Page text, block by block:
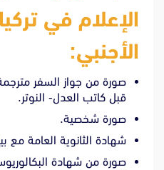
الإعلام في
الأجنبي:
صورة من جواز السفر
قبل كاتب العدل- النوتر.
صورة شخصية.
شهادة الثانوية العامة مع
صورة من شهادة